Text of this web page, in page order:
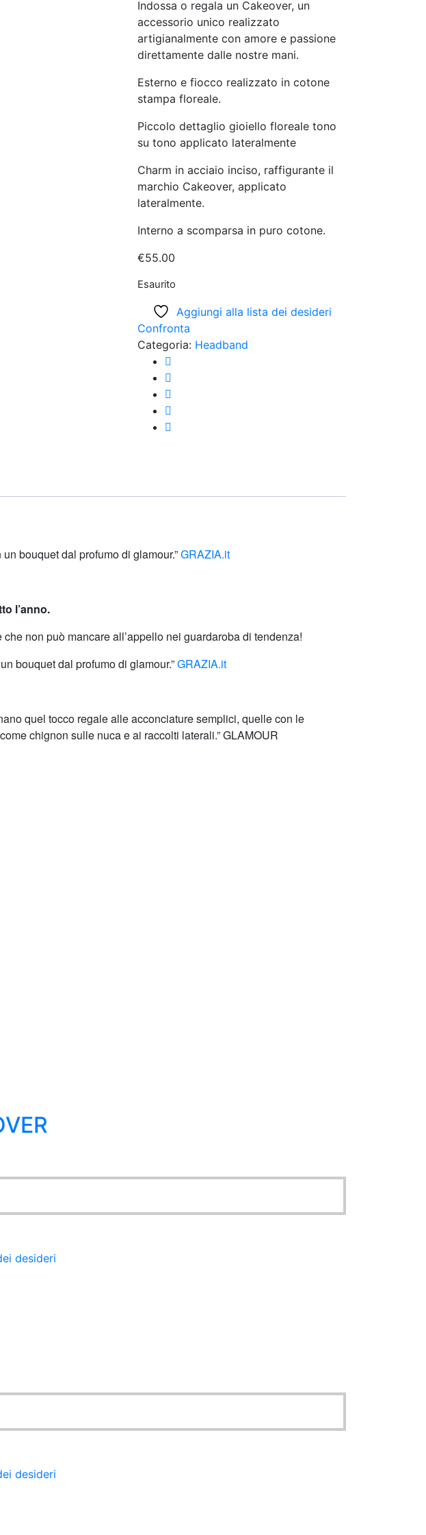
Indossa o regala un Cakeover, un
accessorio unico realizzato
artigianalmente con amore e passione
direttamente dalle nostre mani.
Esterno e fiocco realizzato in cotone
stampa floreale.
Piccolo dettaglio gioiello floreale tono
su tono applicato lateralmente
Charm in acciaio inciso, raffigurante il
marchio Cakeover, applicato
lateralmente.
Interno a scomparsa in puro cotone.
€55.00
Esaurito
Aggiungi alla lista dei desideri
Confronta
Categoria: Headband
bouquet dal profumo di glamour.”GRAZIA.it
l’anno.
non può mancare all’appello nei guardaroba di tendenza!
bouquet dal profumo di glamour.”GRAZIA.it
quel tocco regale alle acconciature semplici, quelle con le
chignon sulle nuca e ai raccolti laterali.” GLAMOUR
desideri
desideri